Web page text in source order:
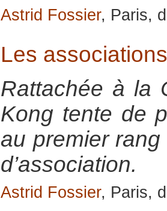
Astrid Fossier, Paris,
Les
Rattachée à la
Kong tente de
au premier rang
d’association.
Astrid Fossier, Paris,